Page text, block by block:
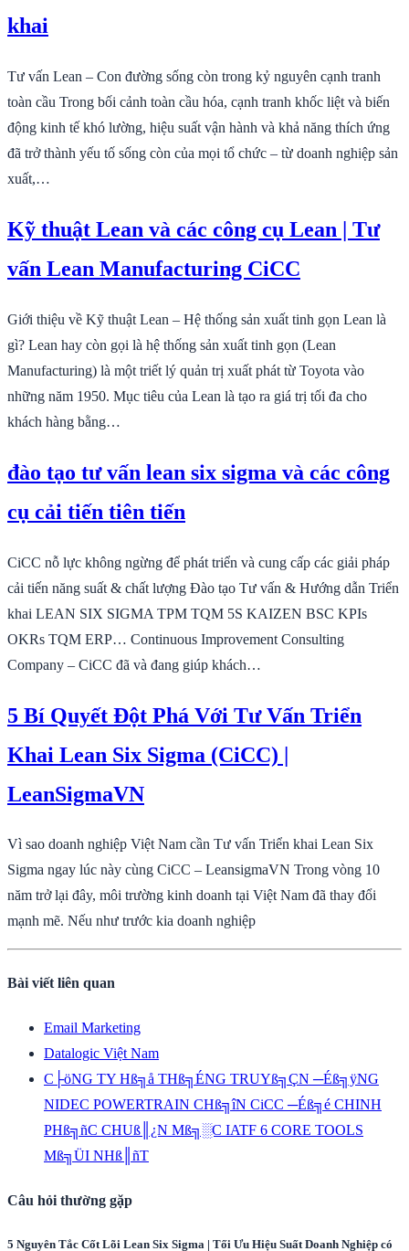
khai
Tư vấn Lean – Con đường sống còn trong kỷ nguyên cạnh tranh
toàn cầu Trong bối cảnh toàn cầu hóa, cạnh tranh khốc liệt và biến
động kinh tế khó lường, hiệu suất vận hành và khả năng thích ứng
đã trở thành yếu tố sống còn của mọi tổ chức – từ doanh nghiệp sản
xuất,…
Kỹ thuật Lean và các công cụ Lean | Tư
vấn Lean Manufacturing CiCC
Giới thiệu về Kỹ thuật Lean – Hệ thống sản xuất tinh gọn Lean là
gì? Lean hay còn gọi là hệ thống sản xuất tinh gọn (Lean
Manufacturing) là một triết lý quản trị xuất phát từ Toyota vào
những năm 1950. Mục tiêu của Lean là tạo ra giá trị tối đa cho
khách hàng bằng…
đào tạo tư vấn lean six sigma và các công
cụ cải tiến tiên tiến
CiCC nỗ lực không ngừng để phát triển và cung cấp các giải pháp
cải tiến năng suất & chất lượng Đào tạo Tư vấn & Hướng dẫn Triển
khai LEAN SIX SIGMA TPM TQM 5S KAIZEN BSC KPIs
OKRs TQM ERP… Continuous Improvement Consulting
Company – CiCC đã và đang giúp khách…
5 Bí Quyết Đột Phá Với Tư Vấn Triển
Khai Lean Six Sigma (CiCC) |
LeanSigmaVN
Vì sao doanh nghiệp Việt Nam cần Tư vấn Triển khai Lean Six
Sigma ngay lúc này cùng CiCC – LeansigmaVN Trong vòng 10
năm trở lại đây, môi trường kinh doanh tại Việt Nam đã thay đổi
mạnh mẽ. Nếu như trước kia doanh nghiệp
Bài viết liên quan
Email Marketing
Datalogic Việt Nam
C├öNG TY Hß╗å THß╗ÉNG TRUYß╗ÇN ─Éß╗ÿNG
NIDEC POWERTRAIN CHß╗îN CiCC ─Éß╗é CHINH
PHß╗ñC CHUß║¿N Mß╗░C IATF 6 CORE TOOLS
Mß╗ÜI NHß║ñT
Câu hỏi thường gặp
5 Nguyên Tắc Cốt Lõi Lean Six Sigma | Tối Ưu Hiệu Suất Doanh Nghiệp có